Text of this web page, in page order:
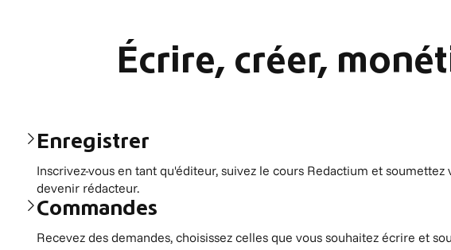
Écrire, créer,
Enregistrer
Inscrivez-vous en tant qu'éditeur, suivez le cours Redactium et
devenir rédacteur.
Commandes
Recevez des demandes, choisissez celles que vous souhaitez écrire et